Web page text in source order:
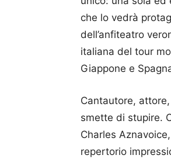
che lo vedrà
dell’anfiteatro
italiana del tour
Giappone e
Cantautore,
smette di stupire.
Charles
repertorio